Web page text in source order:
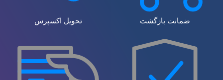
ضمانت بازگشت تحویل اکسپرس